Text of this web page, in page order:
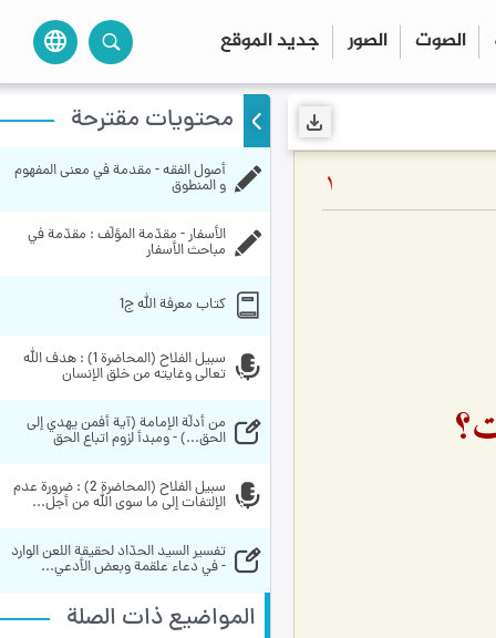
الصوت الصور جديد الموقع language
1
محتويات مقترحة
و المنطوق
مباحث الأسفار
کتاب معرفة الله ج1
تعالى وغايته من خلق الإنسان
الحق...) - ومبدأ لزوم اتباع الحق
الإلتفات إلى ما سوى الله من أجل...
- في دعاء علقمة وبعض الأدعي...
المواضيع ذات الصلة